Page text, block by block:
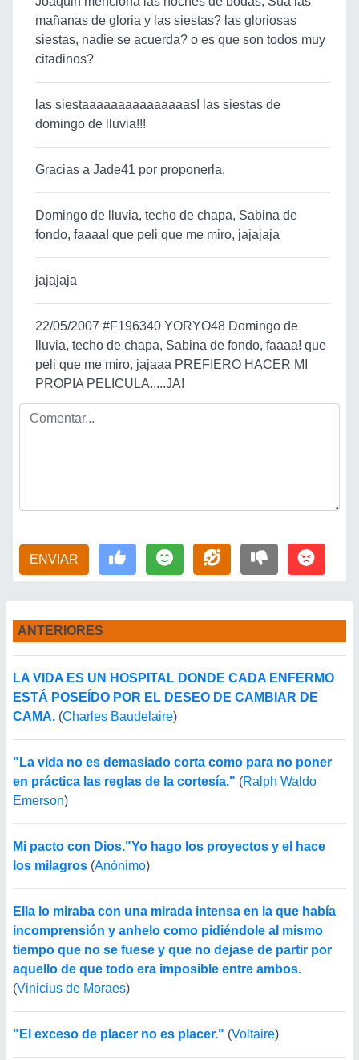
mañanas de gloria y las siestas? las gloriosas
siestas, nadie se acuerda? o es que son todos muy
citadinos?
las siestaaaaaaaaaaaaaaas! las siestas de
domingo de lluvia!!!
Gracias a Jade41 por proponerla.
Domingo de lluvia, techo de chapa, Sabina de
fondo, faaaa! que peli que me miro, jajajaja
jajajaja
22/05/2007 #F196340 YORYO48 Domingo de
lluvia, techo de chapa, Sabina de fondo, faaaa! que
peli que me miro, jajaaa PREFIERO HACER MI
PROPIA PELICULA.....JA!
ENVIAR
ANTERIORES
LA VIDA ES UN HOSPITAL DONDE CADA ENFERMO
ESTÁ POSEÍDO POR EL DESEO DE CAMBIAR DE
CAMA. (Charles Baudelaire)
"La vida no es demasiado corta como para no poner
en práctica las reglas de la cortesía." (Ralph Waldo
Emerson)
Mi pacto con Dios."Yo hago los proyectos y el hace
los milagros (Anónimo)
Ella lo miraba con una mirada intensa en la que había
incomprensión y anhelo como pidiéndole al mismo
tiempo que no se fuese y que no dejase de partir por
aquello de que todo era imposible entre ambos.
(Vinicius de Moraes)
"El exceso de placer no es placer." (Voltaire)